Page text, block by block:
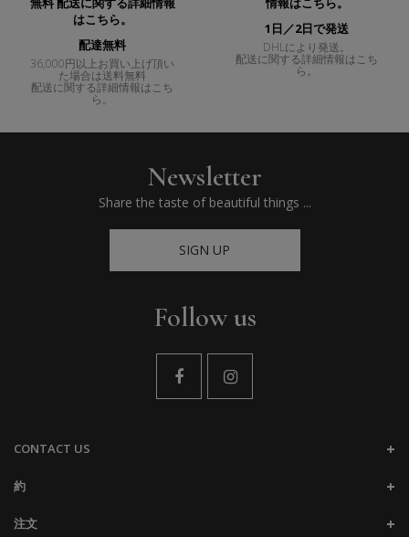
配達無料
36,000円以上お買い上げ頂い
た場合は送料無料
配送に関する詳細情報はこち
ら。
1日／2日で発送
DHLにより発送。
配送に関する詳細情報はこち
ら。
Newsletter
Share the taste of beautiful things ...
SIGN UP
Follow us
CONTACT US
約
注文